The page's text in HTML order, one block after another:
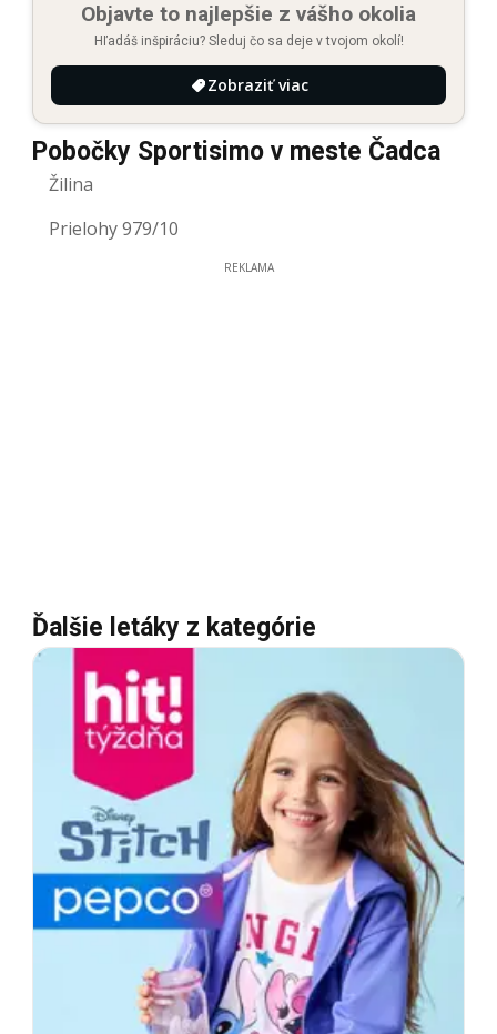
Objavte to najlepšie z vášho okolia
Hľadáš inšpiráciu? Sleduj čo sa deje v tvojom okolí!
Zobraziť viac
Pobočky Sportisimo v meste Čadca
Žilina
Prielohy 979/10
REKLAMA
Ďalšie letáky z kategórie